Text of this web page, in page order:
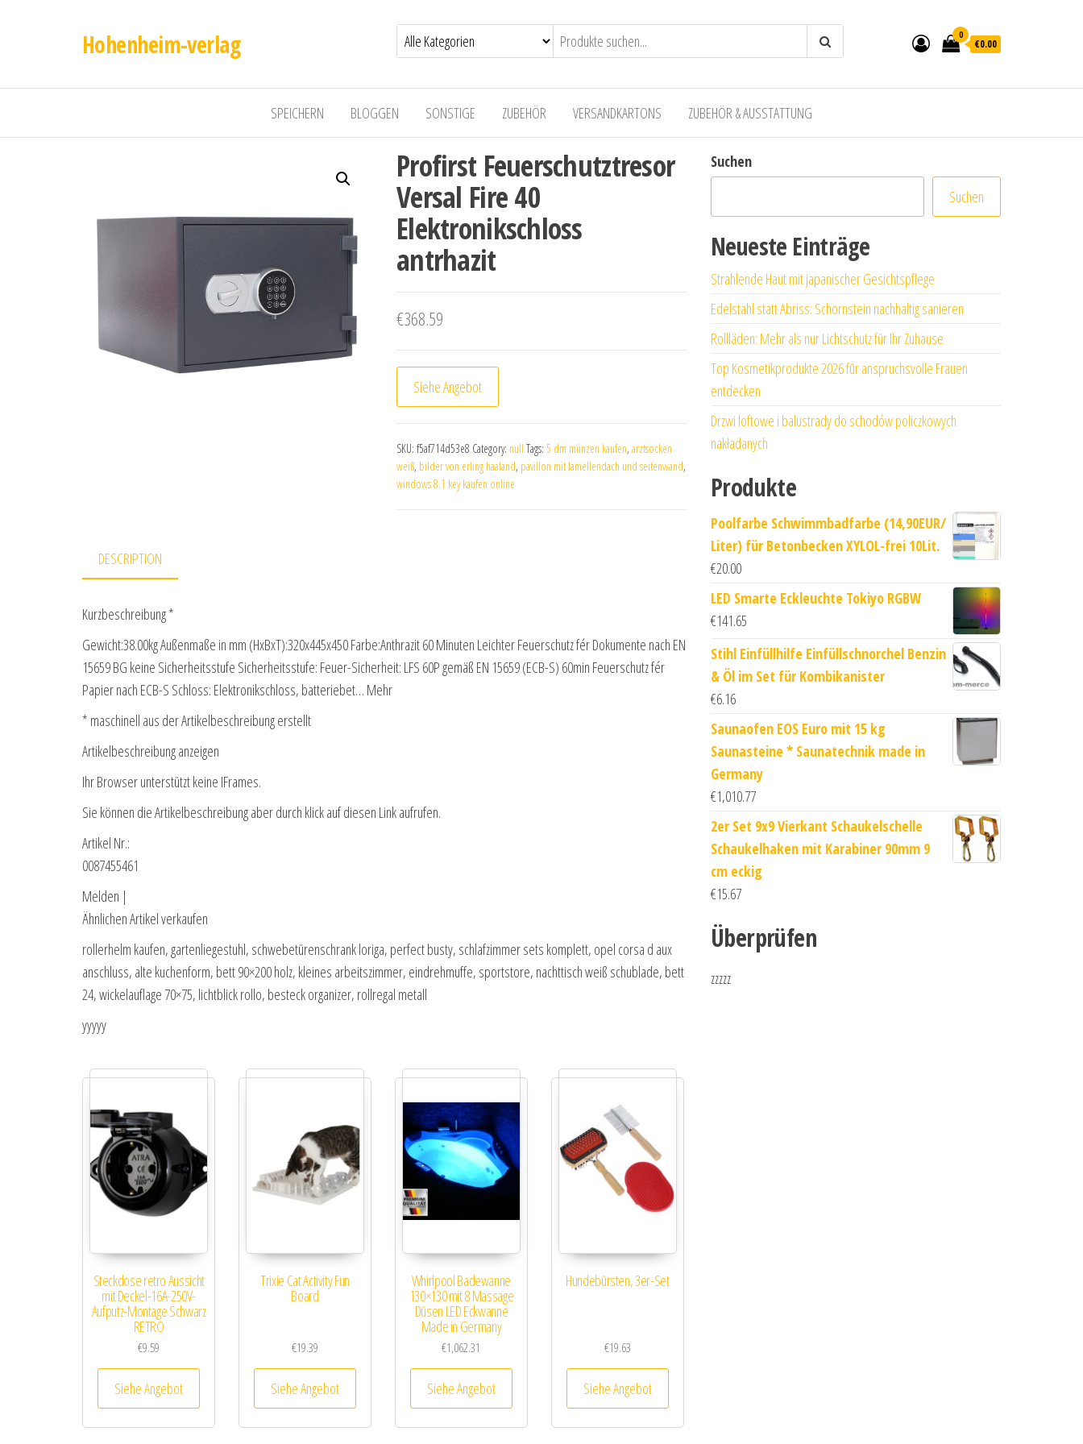
Hohenheim-verlag 0
€0.00
SPEICHERN BLOGGEN SONSTIGE ZUBEHÖR VERSANDKARTONS ZUBEHÖR & AUSSTATTUNG
Profirst Feuerschutztresor
Versal Fire 40
Elektronikschloss
antrhazit
€368.59
Siehe Angebot
SKU: f5af714d53e8 Category: null Tags: 5 dm münzen kaufen, arztsocken
weiß, bilder von erling haaland, pavillon mit lamellendach und seitenwand,
windows 8.1 key kaufen online
DESCRIPTION
Kurzbeschreibung *
Gewicht:38.00kg Außenmaße in mm (HxBxT):320x445x450 Farbe:Anthrazit 60 Minuten Leichter Feuerschutz fér Dokumente nach EN
15659 BG keine Sicherheitsstufe Sicherheitsstufe: Feuer-Sicherheit: LFS 60P gemäß EN 15659 (ECB-S) 60min Feuerschutz fér
Papier nach ECB-S Schloss: Elektronikschloss, batteriebet… Mehr
* maschinell aus der Artikelbeschreibung erstellt
Artikelbeschreibung anzeigen
Ihr Browser unterstützt keine IFrames.
Sie können die Artikelbeschreibung aber durch klick auf diesen Link aufrufen.
Artikel Nr.:
0087455461
Melden |
Ähnlichen Artikel verkaufen
rollerhelm kaufen, gartenliegestuhl, schwebetürenschrank loriga, perfect busty, schlafzimmer sets komplett, opel corsa d aux
anschluss, alte kuchenform, bett 90×200 holz, kleines arbeitszimmer, eindrehmuffe, sportstore, nachttisch weiß schublade, bett
24, wickelauflage 70×75, lichtblick rollo, besteck organizer, rollregal metall
yyyyy
Steckdose retro Aussicht
mit Deckel-16A-250V-
Aufputz-Montage Schwarz
RETRO
€9.59
Siehe Angebot
Trixie Cat Activity Fun
Board
€19.39
Siehe Angebot
Whirlpool Badewanne
130×130 mit 8 Massage
Düsen LED Eckwanne
Made in Germany
€1,062.31
Siehe Angebot
Hundebürsten, 3er-Set
€19.63
Siehe Angebot
Suchen
Suchen
Neueste Einträge
Strahlende Haut mit japanischer Gesichtspflege
Edelstahl statt Abriss: Schornstein nachhaltig sanieren
Rollläden: Mehr als nur Lichtschutz für Ihr Zuhause
Top Kosmetikprodukte 2026 für anspruchsvolle Frauen
entdecken
Drzwi loftowe i balustrady do schodów policzkowych
nakładanych
Produkte
Poolfarbe Schwimmbadfarbe (14,90EUR/
Liter) für Betonbecken XYLOL-frei 10Lit.
€20.00
LED Smarte Eckleuchte Tokiyo RGBW
€141.65
Stihl Einfüllhilfe Einfüllschnorchel Benzin
& Öl im Set für Kombikanister
€6.16
Saunaofen EOS Euro mit 15 kg
Saunasteine * Saunatechnik made in
Germany
€1,010.77
2er Set 9x9 Vierkant Schaukelschelle
Schaukelhaken mit Karabiner 90mm 9
cm eckig
€15.67
Überprüfen
zzzzz